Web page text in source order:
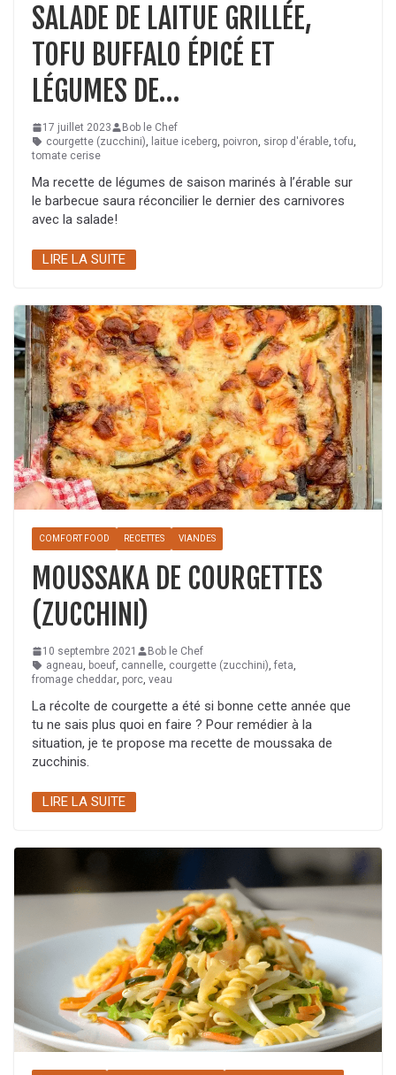
SALADE DE LAITUE GRILLÉE,
TOFU BUFFALO ÉPICÉ ET
LÉGUMES DE…
17 juillet 2023
Bob le Chef
courgette (zucchini), laitue iceberg, poivron, sirop d'érable,tofu,
tomate cerise
Ma recette de légumes de saison marinés à l’érable sur
le barbecue saura réconcilier le dernier des carnivores
avec la salade!
LIRE LA SUITE
COMFORT FOOD RECETTES VIANDES
MOUSSAKA DE COURGETTES
(ZUCCHINI)
10 septembre 2021
Bob le Chef
agneau, boeuf, cannelle, courgette (zucchini), feta,
fromage cheddar, porc, veau
La récolte de courgette a été si bonne cette année que
tu ne sais plus quoi en faire ? Pour remédier à la
situation, je te propose ma recette de moussaka de
zucchinis.
LIRE LA SUITE